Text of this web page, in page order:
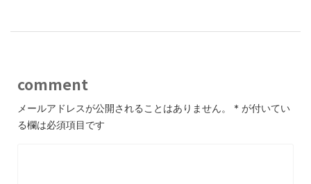
comment
メールアドレスが公開されることはありません。 * が付いてい
る欄は必須項目です